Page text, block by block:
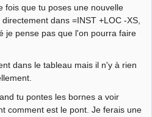
fois que tu poses une nouvelle
dans =INST +LOC -XS,
je pense pas que l'on pourra faire
dans le tableau mais il n'y à rien
tu pontes les bornes a voir
comment est le pont. Je ferais une